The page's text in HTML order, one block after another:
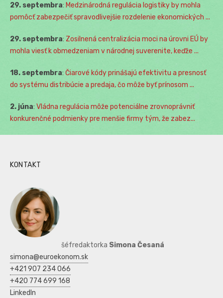
29. septembra: Medzinárodná regulácia logistiky by mohla
pomôcť zabezpečiť spravodlivejšie rozdelenie ekonomických ...
29. septembra: Zosilnená centralizácia moci na úrovni EÚ by
mohla viesť k obmedzeniam v národnej suverenite, keďže ...
18. septembra: Čiarové kódy prinášajú efektivitu a presnosť
do systému distribúcie a predaja, čo môže byť prínosom ...
2. júna: Vládna regulácia môže potenciálne zrovnoprávniť
konkurenčné podmienky pre menšie firmy tým, že zabez...
KONTAKT
šéfredaktorka Simona Česaná
simona@euroekonom.sk
+421 907 234 066
+420 774 699 168
LinkedIn